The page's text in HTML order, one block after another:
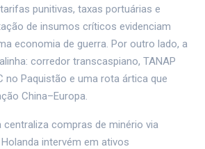
punitivas, taxas portuárias e
de insumos críticos evidenciam
economia de guerra. Por outro lado, a
corredor transcaspiano, TANAP
no Paquistão e uma rota ártica que
China–Europa.
centraliza compras de minério via
intervém em ativos